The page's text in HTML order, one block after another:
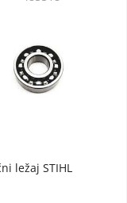
ležaj STIHL